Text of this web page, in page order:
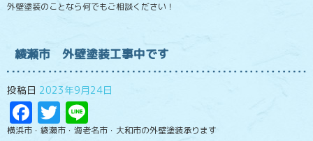
外壁塗装のことなら何でもご相談ください！
綾瀬市 外壁塗装工事中です
投稿日 2023年9月24日
Facebook
Twitter
横浜市・綾瀬市・海老名市・大和市の外壁塗装承ります